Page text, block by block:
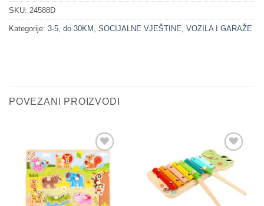
SKU: 24588D
Kategorije: 3-5, do 30KM , SOCIJALNE VJEŠTINE, VOZILA I GARAŽE
POVEZANI PROIZVODI
Sačuvaj
proizvod
Sačuvaj
proizvod